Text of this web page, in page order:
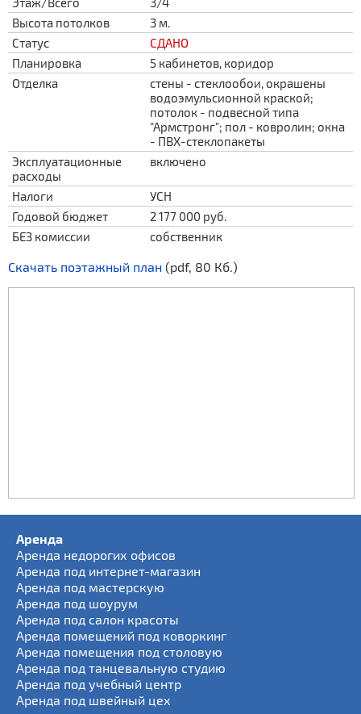
Высота потолков
3 м.
Статус
СДАНО
Планировка
5 кабинетов, коридор
Отделка
стены - стеклообои, окрашены
водоэмульсионной краской;
потолок - подвесной типа
"Армстронг"; пол - ковролин; окна
- ПВХ-стеклопакеты
Эксплуатационные
расходы
включено
Налоги
УСН
Годовой бюджет
2 177 000 руб.
БЕЗ комиссии
собственник
Скачать поэтажный план (pdf, 80 Кб.)
Аренда
Аренда недорогих офисов
Аренда под интернет-магазин
Аренда под мастерскую
Аренда под шоурум
Аренда под салон красоты
Аренда помещений под коворкинг
Аренда помещения под столовую
Аренда под танцевальную студию
Аренда под учебный центр
Аренда под швейный цех